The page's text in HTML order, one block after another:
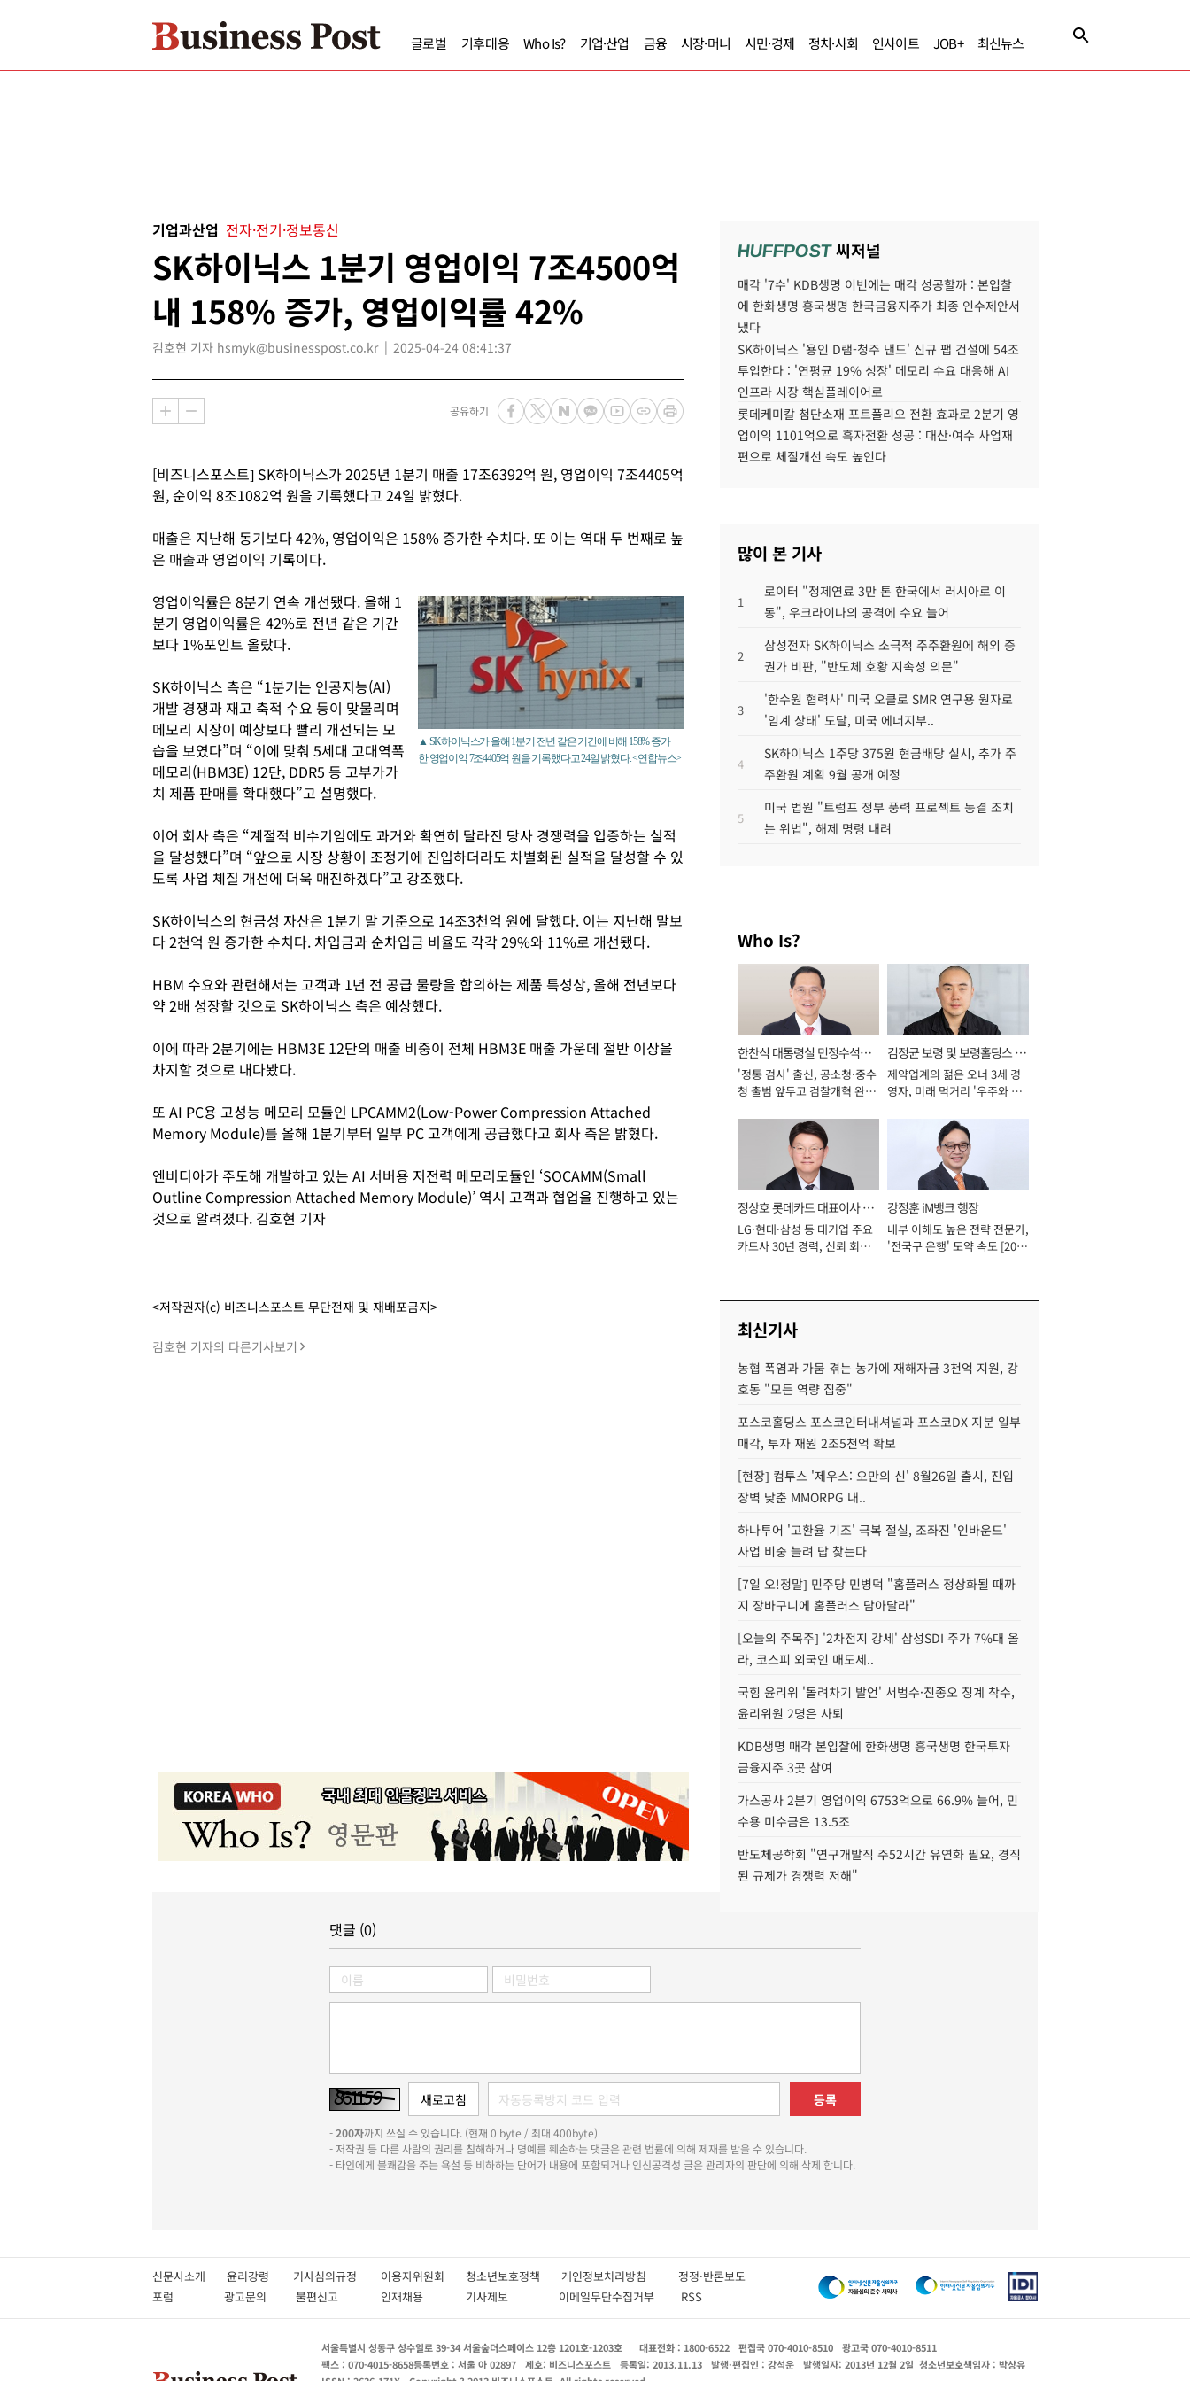
글로벌 기후대응 Who Is? 기업·산업 금융 시장·머니 시민·경제 정치·사회 인사이트 JOB+ 최신뉴스
기업과산업 전자·전기·정보통신
SK하이닉스 1분기 영업이익 7조4500억
내 158% 증가, 영업이익률 42%
김호현 기자 hsmyk@businesspost.co.kr 2025-04-24 08:41:37
공유하기
[비즈니스포스트] SK하이닉스가 2025년 1분기 매출 17조6392억 원, 영업이익 7조4405억
원, 순이익 8조1082억 원을 기록했다고 24일 밝혔다.
매출은 지난해 동기보다 42%, 영업이익은 158% 증가한 수치다. 또 이는 역대 두 번째로 높
은 매출과 영업이익 기록이다.
▲ SK하이닉스가 올해 1분기 전년 같은 기간에 비해 158% 증가
한 영업이익 7조4405억 원을 기록했다고 24일 밝혔다. <연합뉴스>
영업이익률은 8분기 연속 개선됐다. 올해 1
분기 영업이익률은 42%로 전년 같은 기간
보다 1%포인트 올랐다.
SK하이닉스 측은 “1분기는 인공지능(AI)
개발 경쟁과 재고 축적 수요 등이 맞물리며
메모리 시장이 예상보다 빨리 개선되는 모
습을 보였다”며 “이에 맞춰 5세대 고대역폭
메모리(HBM3E) 12단, DDR5 등 고부가가
치 제품 판매를 확대했다”고 설명했다.
이어 회사 측은 “계절적 비수기임에도 과거와 확연히 달라진 당사 경쟁력을 입증하는 실적
을 달성했다”며 “앞으로 시장 상황이 조정기에 진입하더라도 차별화된 실적을 달성할 수 있
도록 사업 체질 개선에 더욱 매진하겠다”고 강조했다.
SK하이닉스의 현금성 자산은 1분기 말 기준으로 14조3천억 원에 달했다. 이는 지난해 말보
다 2천억 원 증가한 수치다. 차입금과 순차입금 비율도 각각 29%와 11%로 개선됐다.
HBM 수요와 관련해서는 고객과 1년 전 공급 물량을 합의하는 제품 특성상, 올해 전년보다
약 2배 성장할 것으로 SK하이닉스 측은 예상했다.
이에 따라 2분기에는 HBM3E 12단의 매출 비중이 전체 HBM3E 매출 가운데 절반 이상을
차지할 것으로 내다봤다.
또 AI PC용 고성능 메모리 모듈인 LPCAMM2(Low-Power Compression Attached
Memory Module)를 올해 1분기부터 일부 PC 고객에게 공급했다고 회사 측은 밝혔다.
엔비디아가 주도해 개발하고 있는 AI 서버용 저전력 메모리모듈인 ‘SOCAMM(Small
Outline Compression Attached Memory Module)’ 역시 고객과 협업을 진행하고 있는
것으로 알려졌다. 김호현 기자
<저작권자(c) 비즈니스포스트 무단전재 및 재배포금지>
김호현 기자의 다른기사보기
HUFFPOST씨저널
매각 '7수' KDB생명 이번에는 매각 성공할까 : 본입찰
에 한화생명 흥국생명 한국금융지주가 최종 인수제안서
냈다
SK하이닉스 '용인 D램-청주 낸드' 신규 팹 건설에 54조
투입한다 : '연평균 19% 성장' 메모리 수요 대응해 AI
인프라 시장 핵심플레이어로
롯데케미칼 첨단소재 포트폴리오 전환 효과로 2분기 영
업이익 1101억으로 흑자전환 성공 : 대산·여수 사업재
편으로 체질개선 속도 높인다
많이 본 기사
1
로이터 "정제연료 3만 톤 한국에서 러시아로 이
동", 우크라이나의 공격에 수요 늘어
2
삼성전자 SK하이닉스 소극적 주주환원에 해외 증
권가 비판, "반도체 호황 지속성 의문"
3
'한수원 협력사' 미국 오클로 SMR 연구용 원자로
'임계 상태' 도달, 미국 에너지부..
4
SK하이닉스 1주당 375원 현금배당 실시, 추가 주
주환원 계획 9월 공개 예정
5
미국 법원 "트럼프 정부 풍력 프로젝트 동결 조치
는 위법", 해제 명령 내려
Who Is?
한찬식 대통령실 민정수석비
서관
'정통 검사' 출신, 공소청·중수
청 출범 앞두고 검찰개혁 완수
김정균 보령 및 보령홀딩스 대
표이사 사장
제약업계의 젊은 오너 3세 경
영자, 미래 먹거리 '우주와 헬
정상호 롯데카드 대표이사 사
장
LG·현대·삼성 등 대기업 주요
카드사 30년 경력, 신뢰 회복
강정훈 iM뱅크 행장
내부 이해도 높은 전략 전문가,
'전국구 은행' 도약 속도 [2026
최신기사
농협 폭염과 가뭄 겪는 농가에 재해자금 3천억 지원, 강
호동 "모든 역량 집중"
포스코홀딩스 포스코인터내셔널과 포스코DX 지분 일부
매각, 투자 재원 2조5천억 확보
[현장] 컴투스 '제우스: 오만의 신' 8월26일 출시, 진입
장벽 낮춘 MMORPG 내..
하나투어 '고환율 기조' 극복 절실, 조좌진 '인바운드'
사업 비중 늘려 답 찾는다
[7일 오!정말] 민주당 민병덕 "홈플러스 정상화될 때까
지 장바구니에 홈플러스 담아달라"
[오늘의 주목주] '2차전지 강세' 삼성SDI 주가 7%대 올
라, 코스피 외국인 매도세..
국힘 윤리위 '돌려차기 발언' 서범수·진종오 징계 착수,
윤리위원 2명은 사퇴
KDB생명 매각 본입찰에 한화생명 흥국생명 한국투자
금융지주 3곳 참여
가스공사 2분기 영업이익 6753억으로 66.9% 늘어, 민
수용 미수금은 13.5조
반도체공학회 "연구개발직 주52시간 유연화 필요, 경직
된 규제가 경쟁력 저해"
댓글 (0)
등록
-200자까지 쓰실 수 있습니다. (현재 0 byte / 최대 400byte)
- 저작권 등 다른 사람의 권리를 침해하거나 명예를 훼손하는 댓글은 관련 법률에 의해 제재를 받을 수 있습니다.
- 타인에게 불쾌감을 주는 욕설 등 비하하는 단어가 내용에 포함되거나 인신공격성 글은 관리자의 판단에 의해 삭제 합니다.
신문사소개 윤리강령 기사심의규정 이용자위원회 청소년보호정책 개인정보처리방침 정정·반론보도
포럼
광고문의 불편신고 인재채용 기사제보 이메일무단수집거부 RSS
서울특별시 성동구 성수일로 39-34 서울숲더스페이스 12층 1201호-1203호 대표전화 : 1800-6522 편집국 070-4010-8510
광고국 070-4010-8511
팩스 : 070-4015-8658등록번호 : 서울 아 02897 제호: 비즈니스포스트 등록일: 2013.11.13 발행·편집인 : 강석운 발행일자: 2013년 12월 2일 청소년보호책임자 : 박상유